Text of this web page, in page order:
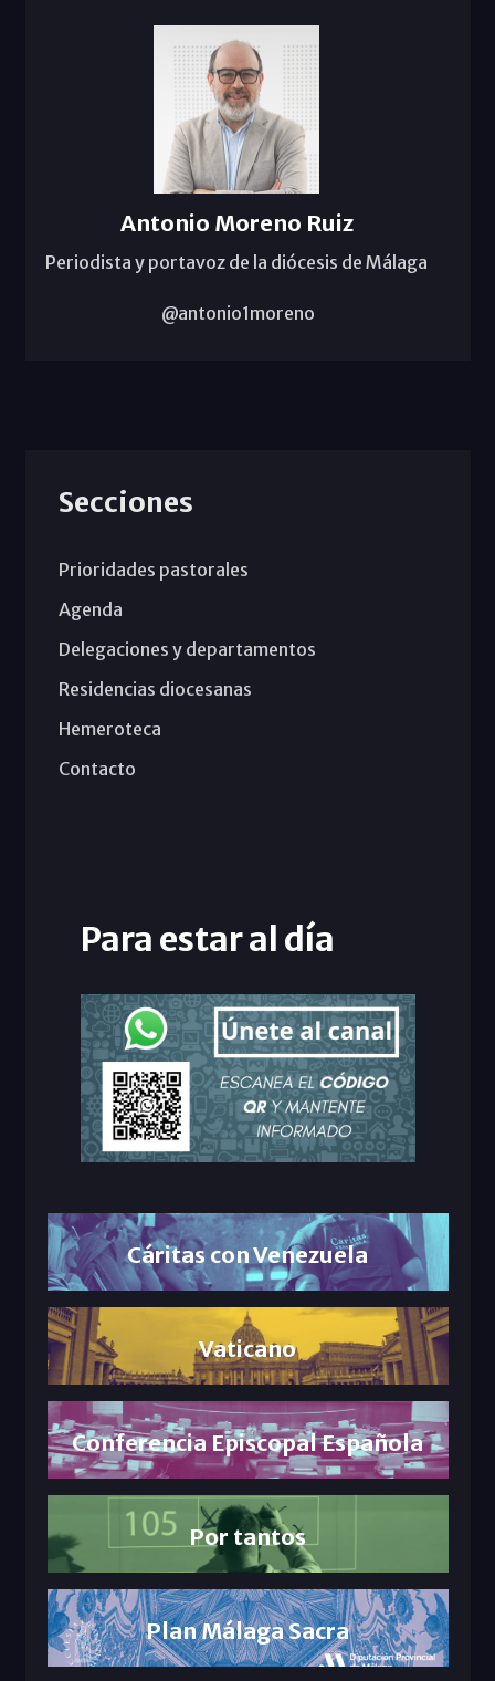
Antonio Moreno Ruiz
Periodista y portavoz de la diócesis de Málaga
@antonio1moreno
Secciones
Prioridades pastorales
Agenda
Delegaciones y departamentos
Residencias diocesanas
Hemeroteca
Contacto
Para estar al día
Cáritas con Venezuela
Vaticano
Conferencia Episcopal Española
Por tantos
Plan Málaga Sacra